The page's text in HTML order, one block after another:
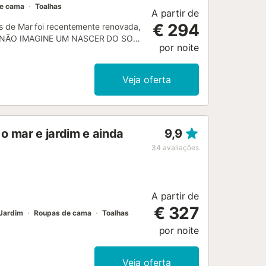
cama Toalhas
de Mar foi recentemente renovada,
IMAGINE UM NASCER DO SOL,
numa zona residencial muito
veículo, mas não é um problema,
pela porta principal, deparamo-nos
com um frigorífico-
zona de lavandaria com
1 quarto duplo com cama de
de espaço para guardar roupa e
com duche disponível e vários
A partir de
€ 294
por noite
Veja oferta
mar e jardim e ainda
9,9
34 avaliações
Roupas de cama Toalhas
A partir de
€ 327
por noite
Veja oferta